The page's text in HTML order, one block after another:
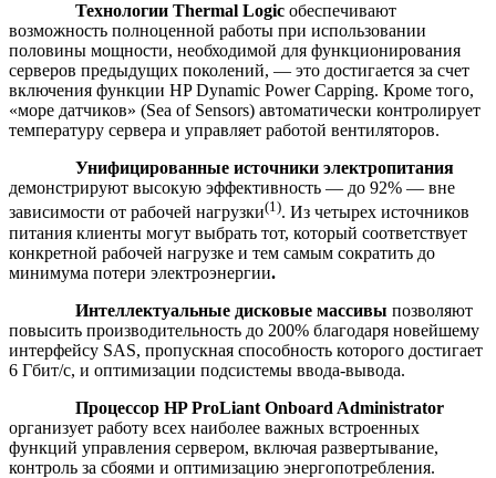
Технологии Thermal Logic обеспечивают
возможность полноценной работы при использовании
половины мощности, необходимой для функционирования
серверов предыдущих поколений, — это достигается за счет
включения функции HP Dynamic Power Capping. Кроме того,
«море датчиков» (Sea of Sensors) автоматически контролирует
температуру сервера и управляет работой вентиляторов.
Унифицированные источники электропитания
демонстрируют высокую эффективность — до 92% — вне
зависимости от рабочей нагрузки(1). Из четырех источников
питания клиенты могут выбрать тот, который соответствует
конкретной рабочей нагрузке и тем самым сократить до
минимума потери электроэнергии.
Интеллектуальные дисковые массивы позволяют
повысить производительность до 200% благодаря новейшему
интерфейсу SAS, пропускная способность которого достигает
6 Гбит/с, и оптимизации подсистемы ввода-вывода.
Процессор HP ProLiant Onboard Administrator
организует работу всех наиболее важных встроенных
функций управления сервером, включая развертывание,
контроль за сбоями и оптимизацию энергопотребления.